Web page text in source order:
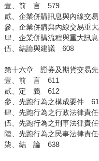
壹、前 言 579
貳、企業併購訊息與內線交
參、企業併購與內線交易重
肆、企業併購流程與重大訊
伍、結論與建議 608
第十六章 證券及期貨交易
壹、前 言 611
貳、定 義 612
參、先跑行為之構成要件
肆、先跑行為之行政法律責
伍、先跑行為之刑事法律責
陸、先跑行為之民事法律責
柒、結 論 638